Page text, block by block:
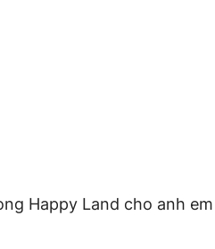
Happy Land cho anh